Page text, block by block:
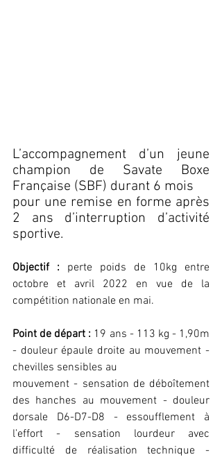
L’accompagnement d’un jeune
champion de Savate Boxe
Française (SBF) durant 6 mois
pour une remise en forme après
2 ans d’interruption d’activité
sportive.
Objectif : perte poids de 10kg entre
octobre et avril 2022 en vue de la
compétition nationale en mai.
Point de départ : 19 ans - 113 kg - 1,90m
- douleur épaule droite au mouvement -
chevilles sensibles au
mouvement - sensation de déboîtement
des hanches au mouvement - douleur
dorsale D6-D7-D8 - essoufflement à
l’effort - sensation lourdeur avec
difficulté de réalisation technique -